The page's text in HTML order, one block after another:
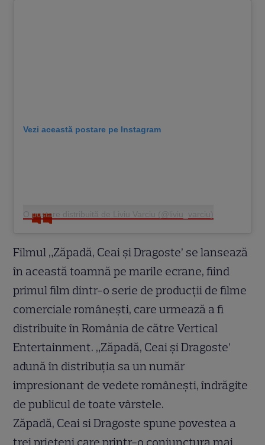
Vezi această postare pe Instagram
O postare distribuită de Liviu Varciu (@liviu_varciu)
Filmul „Zăpadă, Ceai și Dragoste’ se lansează
în această toamnă pe marile ecrane, fiind
primul film dintr-o serie de producții de filme
comerciale românești, care urmează a fi
distribuite în România de către Vertical
Entertainment. „Zăpadă, Ceai și Dragoste’
adună în distribuția sa un număr
impresionant de vedete românești, îndrăgite
de publicul de toate vârstele.
Zăpadă, Ceai si Dragoste spune povestea a
trei prieteni care printr-o conjunctura mai